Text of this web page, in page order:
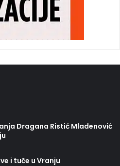
Dragana Ristić Mladenović
i tuče u Vranju